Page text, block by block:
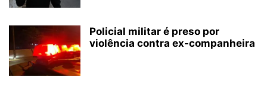
Policial militar é preso por
violência contra ex-companheira